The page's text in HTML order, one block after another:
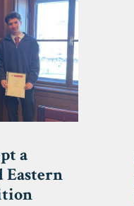
a